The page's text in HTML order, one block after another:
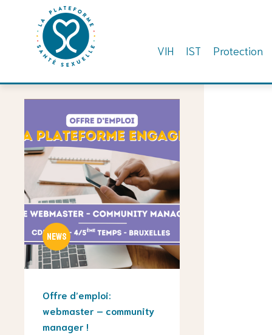
Skip
VIH IST Protection
Offre d’emploi:
webmaster – community
manager !